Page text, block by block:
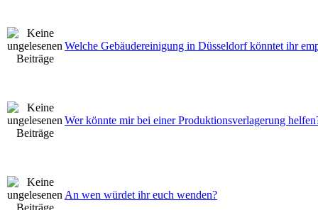
Welche Gebäudereinigung in Düsseldorf könntet ihr
Wer könnte mir bei einer Produktionsverlagerung
An wen würdet ihr euch wenden?